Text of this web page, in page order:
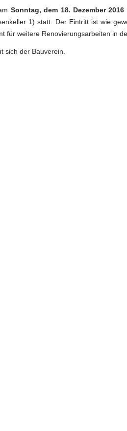
Sonntag, dem 18. Dezember 2016
1) statt. Der Eintritt ist wie
für weitere Renovierungsarbeiten in
sich der Bauverein.